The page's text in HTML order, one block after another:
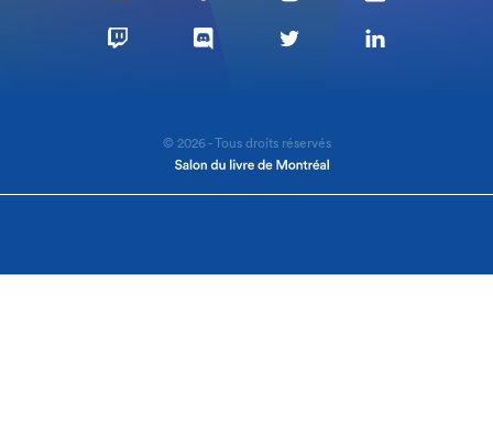
© 2026 - Tous droits réservés